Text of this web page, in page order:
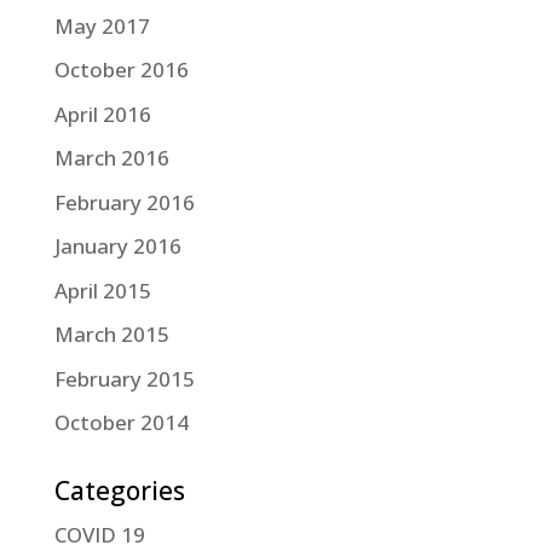
May 2017
October 2016
April 2016
March 2016
February 2016
January 2016
April 2015
March 2015
February 2015
October 2014
Categories
COVID 19